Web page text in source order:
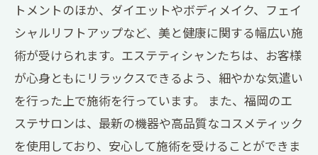
トメントのほか、ダイエットやボディメイク、フェイ
シャルリフトアップなど、美と健康に関する幅広い施
術が受けられます。エステティシャンたちは、お客様
が心身ともにリラックスできるよう、細やかな気遣い
を行った上で施術を行っています。 また、福岡のエ
ステサロンは、最新の機器や高品質なコスメティック
を使用しており、安心して施術を受けることができま